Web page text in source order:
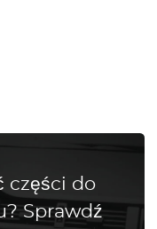
części do
Sprawdź